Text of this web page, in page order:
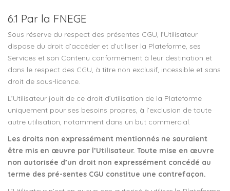
6.1 Par la FNEGE
Sous réserve du respect des présentes CGU, l’Utilisateur
dispose du droit d’accéder et d’utiliser la Plateforme, ses
Services et son Contenu conformément à leur destination et
dans le respect des CGU, à titre non exclusif, incessible et sans
droit de sous-licence.
L’Utilisateur jouit de ce droit d’utilisation de la Plateforme
uniquement pour ses besoins propres, à l’exclusion de toute
autre utilisation, notamment dans un but commercial.
Les droits non expressément mentionnés ne sauraient
être mis en œuvre par l’Utilisateur. Toute mise en œuvre
non autorisée d’un droit non expressément concédé au
terme des pré-sentes CGU constitue une contrefaçon.